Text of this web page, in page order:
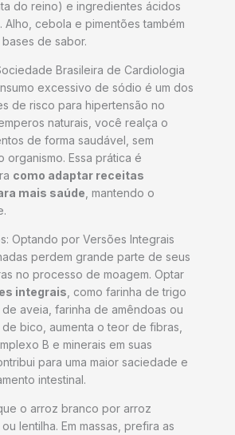
do reino) e ingredientes ácidos
Alho, cebola e pimentões também
de sabor.
Brasileira de Cardiologia
excessivo de sódio é um dos
de risco para hipertensão no
naturais, você realça o
de forma saudável, sem
organismo. Essa prática é
como adaptar receitas
mais saúde , mantendo o
Optando por Versões Integrais
perdem grande parte de seus
no processo de moagem. Optar
integrais , como farinha de trigo
aveia, farinha de amêndoas ou
bico, aumenta o teor de fibras,
B e minerais em suas
para uma maior saciedade e
intestinal.
o arroz branco por arroz
lentilha. Em massas, prefira as